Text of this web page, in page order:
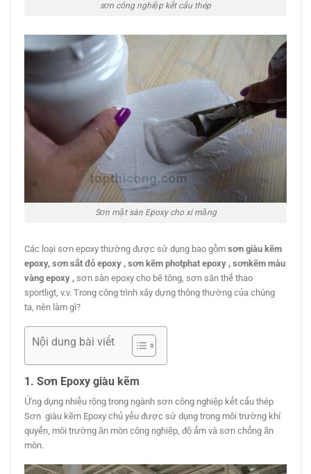
sơn công nghiệp kết cấu thép
Sơn mặt sàn Epoxy cho xi măng
Các loại sơn epoxy thường được sử dụng bao gồmsơn giàu kẽm
epoxy,sơn sắt đỏ epoxy ,sơn kẽm photphat epoxy ,sơnkẽm màu
vàng epoxy ,sơn sàn epoxy cho bê tông, sơn sân thể thao
sportligt, v.v. Trong công trình xây dựng thông thường của chúng
ta, nên làm gì?
Nội dung bài viết
1. Sơn Epoxy giàu kẽm
Ứng dụng nhiều rộng trong ngành sơn công nghiệp kết cấu thép
Sơn giàu kẽm Epoxy chủ yếu được sử dụng trong môi trường khí
quyển, môi trường ăn mòn công nghiệp, độ ẩm và sơn chống ăn
mòn.